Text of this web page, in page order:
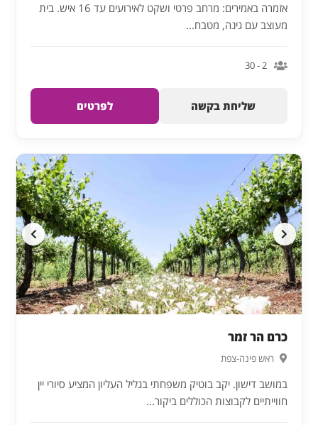
אזמרה באמירים: מרחב פרטי ושקט לאירועים עד 16 איש. בית
מעוצב עם גינה, מטבח...
2 - 30
שליחת בקשה לפרטים
כרם הר זמר
ראש פינה-צפת
במושב דישון. יקב בוטיק משפחתי בגליל העליון המציע סיורי יין
חווייתיים לקבוצות הכוללים ביקור...